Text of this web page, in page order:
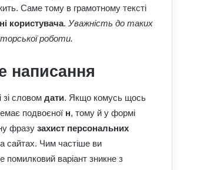
Саме тому в грамотному тексті
користувача. Уважність до таких
роботи.
написання
зі словом дати. Якщо комусь щось
подвоєної н, тому й у формі
фразу захист персональних
сайтах. Чим частіше ви
варіант зникне з
Астропрогноз для всіх знаків зодіаку
сюрпризи
впливає на організм: приховані
Чому квартири в Україні стають
мішенню злочинців: схеми, про які
варто знати
До чого сниться кохана людина: